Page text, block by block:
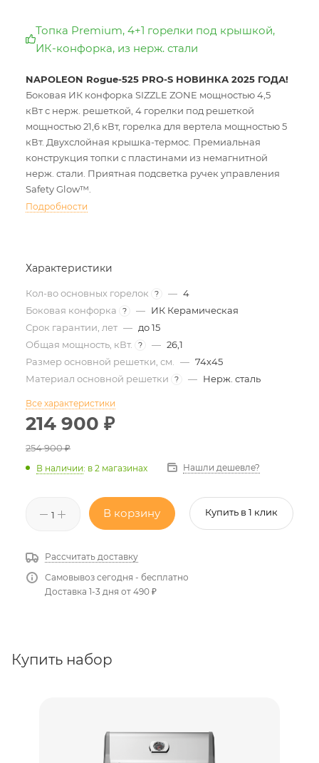
Топка Premium, 4+1 горелки под крышкой,
ИК-конфорка, из нерж. стали
NAPOLEON Rogue-525 PRO-S НОВИНКА 2025 ГОДА!
Боковая ИК конфорка SIZZLE ZONE мощностью 4,5
кВт с нерж. решеткой, 4 горелки под решеткой
мощностью 21,6 кВт, горелка для вертела мощностью 5
кВт. Двухслойная крышка-термос. Премиальная
конструкция топки с пластинами из немагнитной
нерж. стали. Приятная подсветка ручек управления
Safety Glow™.
Подробности
Характеристики
Кол-во основных горелок ? — 4
Боковая конфорка
? — ИК Керамическая
Срок гарантии, лет — до 15
Общая мощность, кВт.
? — 26,1
Размер основной решетки, см.
— 74х45
Материал основной решетки
? — Нерж. сталь
Все характеристики
214 900 ₽
254 900₽
В наличии: в 2 магазинах Нашли дешевле?
В корзину Купить в 1 клик
Рассчитать доставку
Самовывоз сегодня - бесплатно
Доставка 1-3 дня от 490 ₽
Купить набор